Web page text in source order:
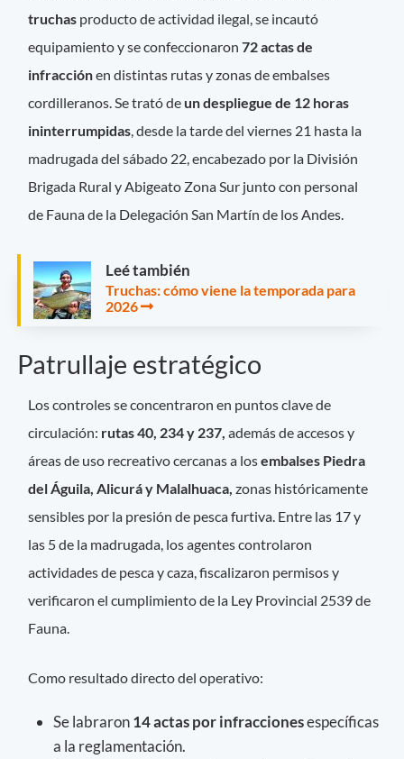
truchas producto de actividad ilegal, se incautó
equipamiento y se confeccionaron72 actas de
infracciónen distintas rutas y zonas de embalses
cordilleranos. Se trató de un despliegue de 12 horas
ininterrumpidas , desde la tarde del viernes 21 hasta la
madrugada del sábado 22, encabezado por la División
Brigada Rural y Abigeato Zona Sur junto con personal
de Fauna de la Delegación San Martín de los Andes.
Leé también
Truchas: cómo viene la temporada para
2026
Patrullaje estratégico
Los controles se concentraron en puntos clave de
circulación: rutas 40, 234 y 237, además de accesos y
áreas de uso recreativo cercanas a losembalses Piedra
del Águila, Alicurá y Malalhuaca, zonas históricamente
sensibles por la presión de pesca furtiva. Entre las 17 y
las 5 de la madrugada, los agentes controlaron
actividades de pesca y caza, fiscalizaron permisos y
verificaron el cumplimiento de la Ley Provincial 2539 de
Fauna.
Como resultado directo del operativo:
Se labraron14 actas por infraccionesespecíficas
a la reglamentación.